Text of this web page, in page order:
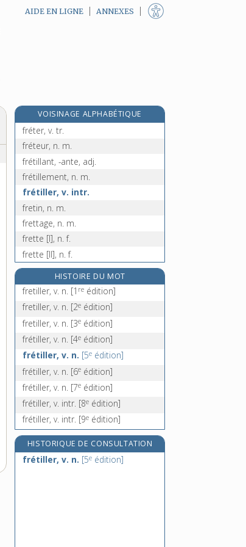
AIDE EN LIGNE ANNEXES
VOISINAGE ALPHABÉTIQUE
fret, n. m.
fréter, v. tr.
fréteur, n. m.
frétillant, -ante, adj.
frétillement, n. m.
frétiller, v. intr.
fretin, n. m.
frettage, n. m.
frette [I], n. f.
frette [II], n. f.
fretté, -ée, adj.
fretter, v. tr.
freux, n. m.
HISTOIRE DU MOT
fretiller, v. n. [1 re édition]
fretiller, v. n. [2e édition]
fretiller, v. n. [3e édition]
frétiller, v. n. [4e édition]
frétiller, v. n. [5e édition]
frétiller, v. n. [6e édition]
frétiller, v. n. [7e édition]
frétiller, v. intr. [8e édition]
frétiller, v. intr. [9e édition]
HISTORIQUE DE CONSULTATION
frétiller, v. n. [5e édition]